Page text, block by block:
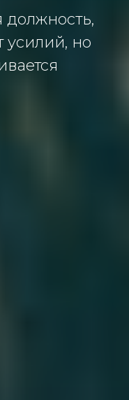
усилий, но